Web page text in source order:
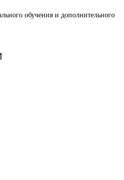
обучения и дополнительного